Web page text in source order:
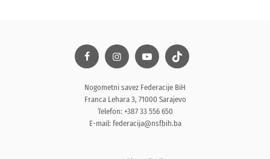
Nogometni savez Federacije BiH
Franca Lehara 3, 71000 Sarajevo
Telefon: +387 33 556 650
E-mail: federacija@nsfbih.ba